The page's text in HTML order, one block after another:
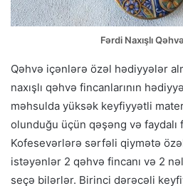
Fərdi Naxışlı
Qəhvə içənlərə özəl hədiyyələr
naxışlı qəhvə fincanlarının
məhsulda yüksək keyfiyyətli
olunduğu üçün qəşəng və
Kofesevərlərə sərfəli qiymətə
istəyənlər 2 qəhvə fincanı və 2
seçə bilərlər. Birinci dərəcəli